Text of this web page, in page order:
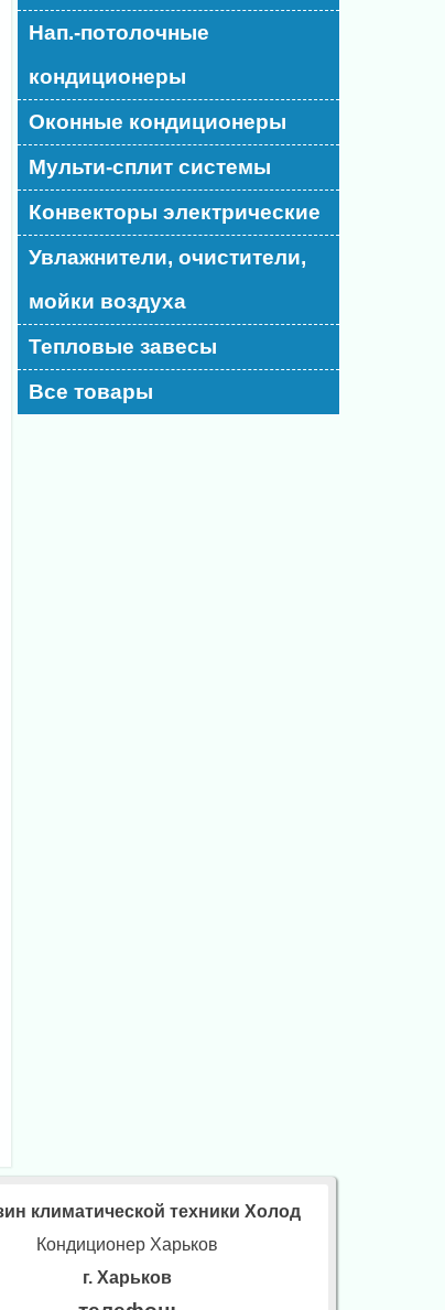
Нап.-потолочные
кондиционеры
Оконные кондиционеры
Мульти-сплит системы
Конвекторы электрические
Увлажнители, очистители,
мойки воздуха
Тепловые завесы
Все товары
климатической техники Холод
Кондиционер Харьков
г. Харьков